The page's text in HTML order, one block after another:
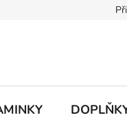
ochrany osobních údajů